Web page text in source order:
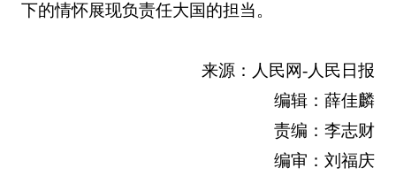
下的情怀展现负责任大国的担当。
来源：人民网-人民日报
编辑：薛佳麟
责编：李志财
编审：刘福庆